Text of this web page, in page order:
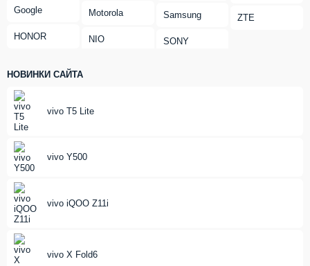
Google
HONOR
Motorola
NIO
Samsung
SONY
ZTE
НОВИНКИ САЙТА
vivo T5 Lite
vivo Y500
vivo iQOO Z11i
vivo X Fold6